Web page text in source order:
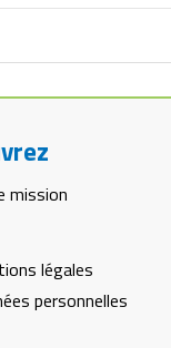
mission
légales
personnelles